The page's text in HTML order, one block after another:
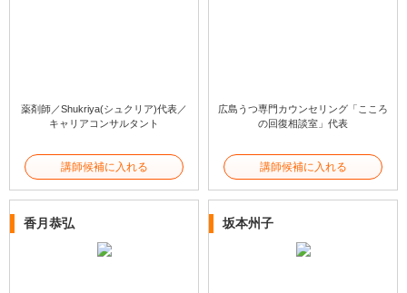
薬剤師／Shukriya(シュクリア)代表／
キャリアコンサルタント
講師候補に入れる
広島うつ専門カウンセリング「こころ
の回復相談室」代表
講師候補に入れる
香月恭弘 坂本州子